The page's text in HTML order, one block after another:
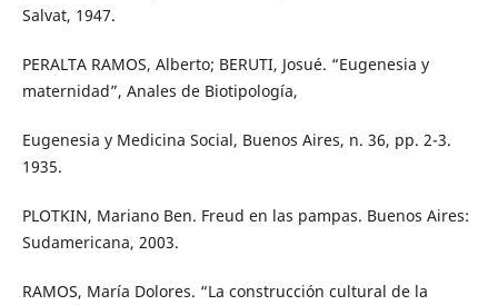
Salvat, 1947.
PERALTA RAMOS, Alberto; BERUTI, Josué. “Eugenesia y
maternidad”, Anales de Biotipología,
Eugenesia y Medicina Social, Buenos Aires, n. 36, pp. 2-3.
1935.
PLOTKIN, Mariano Ben. Freud en las pampas. Buenos Aires:
Sudamericana, 2003.
RAMOS, María Dolores. “La construcción cultural de la